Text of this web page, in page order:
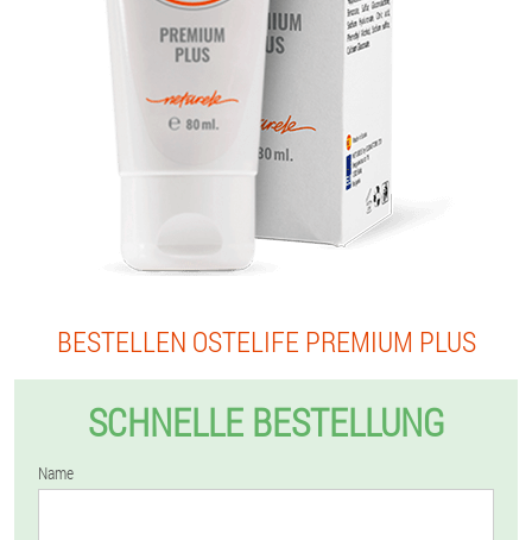
BESTELLEN OSTELIFE PREMIUM PLUS
SCHNELLE BESTELLUNG
Name